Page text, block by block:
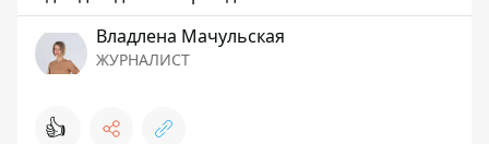
Владлена Мачульская
ЖУРНАЛИСТ
👍